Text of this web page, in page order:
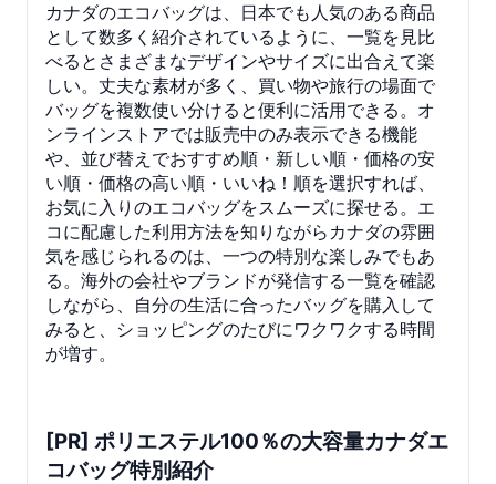
カナダのエコバッグは、日本でも人気のある商品
として数多く紹介されているように、一覧を見比
べるとさまざまなデザインやサイズに出合えて楽
しい。丈夫な素材が多く、買い物や旅行の場面で
バッグを複数使い分けると便利に活用できる。オ
ンラインストアでは販売中のみ表示できる機能
や、並び替えでおすすめ順・新しい順・価格の安
い順・価格の高い順・いいね！順を選択すれば、
お気に入りのエコバッグをスムーズに探せる。エ
コに配慮した利用方法を知りながらカナダの雰囲
気を感じられるのは、一つの特別な楽しみでもあ
る。海外の会社やブランドが発信する一覧を確認
しながら、自分の生活に合ったバッグを購入して
みると、ショッピングのたびにワクワクする時間
が増す。
[PR] ポリエステル100％の大容量カナダエ
コバッグ特別紹介